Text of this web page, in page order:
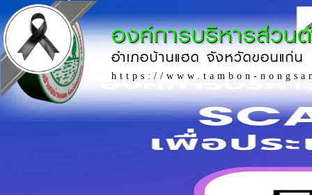
องค์การบริหารส่วน
อำเภอบ้านแฮด จังหวัดขอนแก่น
https://www.tambon-